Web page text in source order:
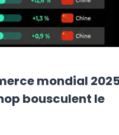
mondial
bousculent le